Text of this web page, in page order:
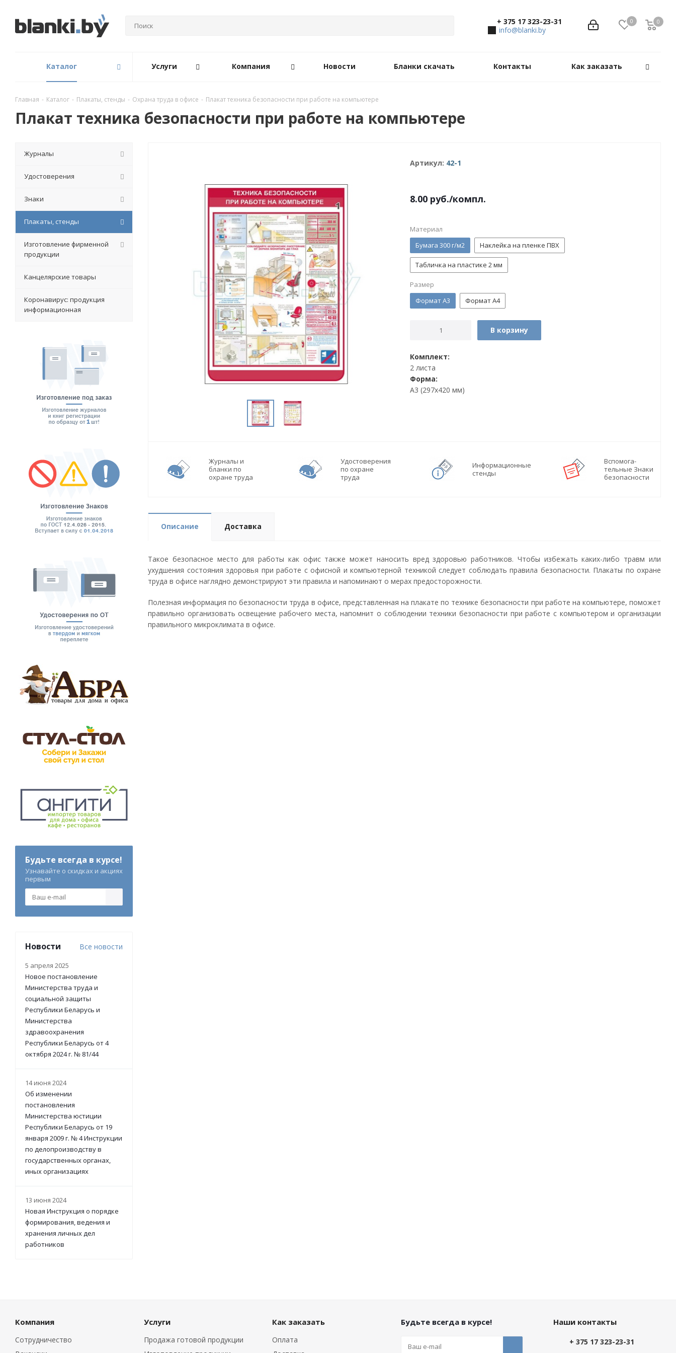
0 0
0
+ 375 17 323-23-31
info@blanki.by
Каталог Услуги Компания Новости Бланки скачать Контакты Как заказать
Главная - Каталог - Плакаты, стенды - Охрана труда в офисе - Плакат техника безопасности при работе на компьютере
Плакат техника безопасности при работе на компьютере
Артикул: 42-1
8.00 руб./компл.
Материал
Бумага 300 г/м2
Наклейка на пленке ПВХ
Табличка на пластике 2 мм
Размер
Формат А3
Формат А4
В корзину
Комплект:
2 листа
Форма:
А3 (297х420 мм)
Журналы и
бланки по
охране труда
Удостоверения
по охране
труда
Информационные
стенды
Вспомога-
тельные Знаки
безопасности
Описание Доставка
Такое безопасное место для работы как офис также может наносить вред здоровью работников. Чтобы избежать каких-либо травм или
ухудшения состояния здоровья при работе с офисной и компьютерной техникой следует соблюдать правила безопасности. Плакаты по охране
труда в офисе наглядно демонстрируют эти правила и напоминают о мерах предосторожности.
Полезная информация по безопасности труда в офисе, представленная на плакате по технике безопасности при работе на компьютере, поможет
правильно организовать освещение рабочего места, напомнит о соблюдении техники безопасности при работе с компьютером и организации
правильного микроклимата в офисе.
Журналы
Удостоверения
Знаки
Плакаты, стенды
Изготовление фирменной
продукции
Канцелярские товары
Коронавирус: продукция
информационная
Будьте всегда в курсе!
Узнавайте о скидках и акциях
первым
Новости Все новости
5 апреля 2025
Новое постановление
Министерства труда и
социальной защиты
Республики Беларусь и
Министерства
здравоохранения
Республики Беларусь от 4
октября 2024 г. № 81/44
14 июня 2024
Об изменении
постановления
Министерства юстиции
Республики Беларусь от 19
января 2009 г. № 4 Инструкции
по делопроизводству в
государственных органах,
иных организациях
13 июня 2024
Новая Инструкция о порядке
формирования, ведения и
хранения личных дел
работников
Компания
Сотрудничество
Услуги
Продажа готовой продукции
Как заказать
Оплата
Будьте всегда в курсе! Наши контакты
+ 375 17 323-23-31